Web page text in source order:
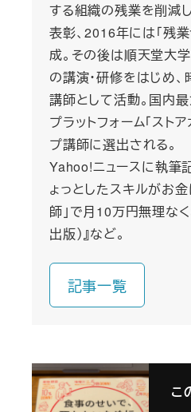
する組織の残業を削減
表彰、2016年には「残
成。その後は順天堂大
の講演・研修をはじめ
講師として活動。国内
プラットフォーム「スト
プ講師に選出される。
Yahoo!ニュースに執筆
ょっとしたスキルがお
師」で月10万円無理な
出版）』など。
記事一覧
こ